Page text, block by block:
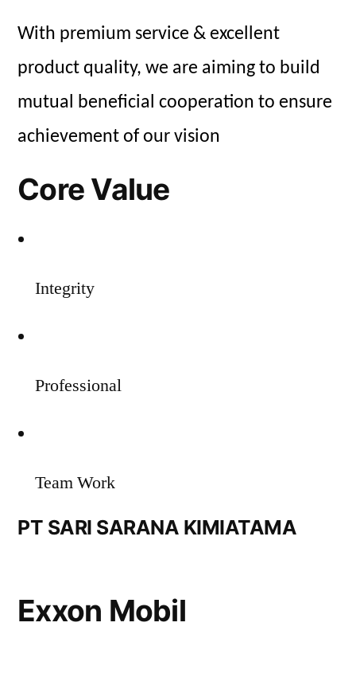
With premium service & excellent
product quality, we are aiming to build
mutual beneficial cooperation to ensure
achievement of our vision
Core Value
Integrity
Professional
Team Work
PT SARI SARANA KIMIATAMA
Exxon Mobil